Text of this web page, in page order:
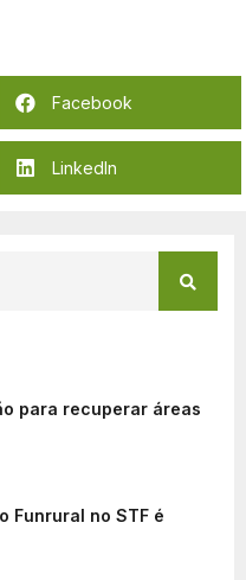
Facebook
LinkedIn
para recuperar áreas
Funrural no STF é